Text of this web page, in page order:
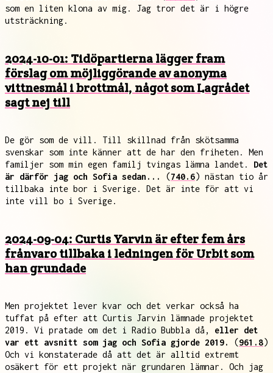
som en liten klona av mig. Jag tror det är i högre
utsträckning.
2024-10-01: Tidöpartierna lägger fram
förslag om möjliggörande av anonyma
vittnesmål i brottmål, något som Lagrådet
sagt nej till
De gör som de vill. Till skillnad från skötsamma
svenskar som inte känner att de har den friheten. Men
familjer som min egen familj tvingas lämna landet. Det
är därför jag och Sofia sedan...
(740.6) nästan tio år
tillbaka inte bor i Sverige. Det är inte för att vi
inte vill bo i Sverige.
2024-09-04: Curtis Yarvin är efter fem års
frånvaro tillbaka i ledningen för Urbit som
han grundade
Men projektet lever kvar och det verkar också ha
tuffat på efter att Curtis Jarvin lämnade projektet
2019. Vi pratade om det i Radio Bubbla då, eller det
var ett avsnitt som jag och Sofia gjorde 2019.
(961.8)
Och vi konstaterade då att det är alltid extremt
osäkert för ett projekt när grundaren lämnar. Och jag